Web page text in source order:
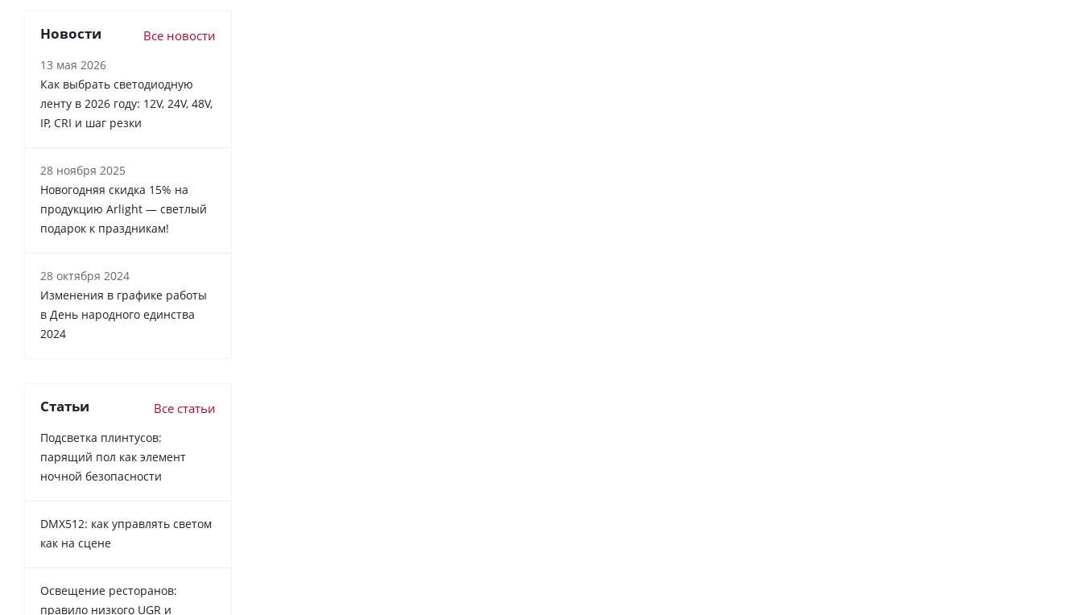
Новости Все новости
13 мая 2026
Как выбрать светодиодную
ленту в 2026 году: 12V, 24V, 48V,
IP, CRI и шаг резки
28 ноября 2025
Новогодняя скидка 15% на
продукцию Arlight — светлый
подарок к праздникам!
28 октября 2024
Изменения в графике работы
в День народного единства
2024
Статьи Все статьи
Подсветка плинтусов:
парящий пол как элемент
ночной безопасности
DMX512: как управлять светом
как на сцене
Освещение ресторанов:
правило низкого UGR и